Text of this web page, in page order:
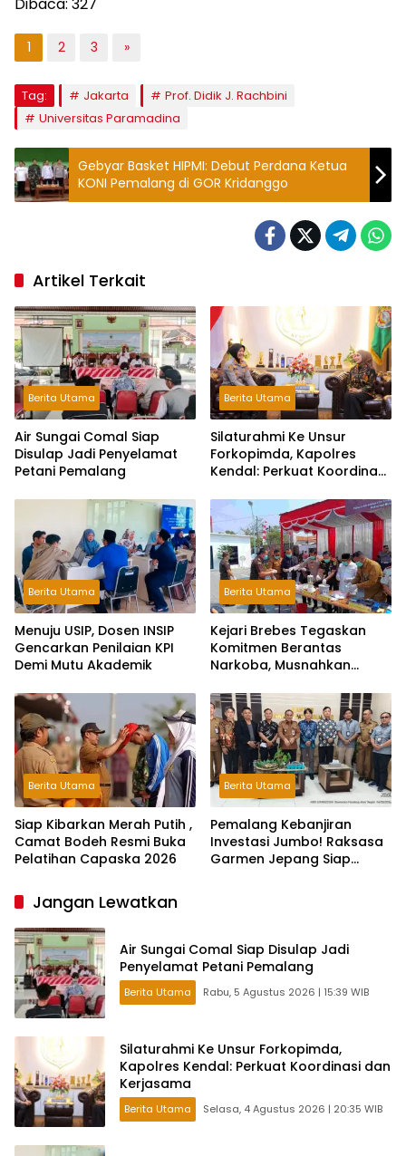
1 2 3 »
Tag: Jakarta
Prof. Didik J. Rachbini
Universitas Paramadina
Gebyar Basket HIPMI: Debut Perdana Ketua
KONI Pemalang di GOR Kridanggo
Artikel Terkait
Berita Utama
Air Sungai Comal Siap
Disulap Jadi Penyelamat
Petani Pemalang
Berita Utama
Silaturahmi Ke Unsur
Forkopimda, Kapolres
Kendal: Perkuat Koordinasi
Berita Utama
Menuju USIP, Dosen INSIP
Gencarkan Penilaian KPI
Demi Mutu Akademik
Berita Utama
Kejari Brebes Tegaskan
Komitmen Berantas
Narkoba, Musnahkan
Berita Utama
Siap Kibarkan Merah Putih ,
Camat Bodeh Resmi Buka
Pelatihan Capaska 2026
Berita Utama
Pemalang Kebanjiran
Investasi Jumbo! Raksasa
Garmen Jepang Siap
Jangan Lewatkan
Air Sungai Comal Siap Disulap Jadi
Penyelamat Petani Pemalang
Berita Utama Rabu, 5 Agustus 2026 | 15:39 WIB
Silaturahmi Ke Unsur Forkopimda,
Kapolres Kendal: Perkuat Koordinasi dan
Kerjasama
Berita Utama Selasa, 4 Agustus 2026 | 20:35 WIB